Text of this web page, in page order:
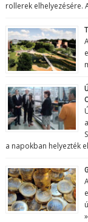
rollerek elhelyezésére.
a napokban helyezték
»